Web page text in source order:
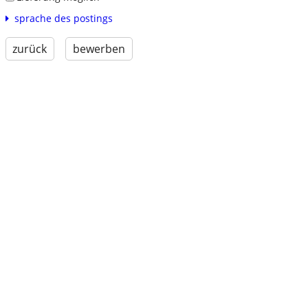
sprache des postings
zurück bewerben